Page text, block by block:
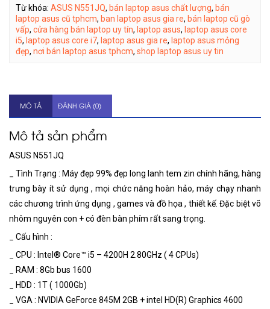
Từ khóa: ASUS N551JQ, bán laptop asus chất lượng, bán
laptop asus cũ tphcm, ban laptop asus gia re, bán laptop cũ gò
vấp, cửa hàng bán laptop uy tín, laptop asus, laptop asus core
i5, laptop asus core i7, laptop asus gia re, laptop asus mỏng
đẹp, nơi bán laptop asus tphcm, shop laptop asus uy tin
MÔ TẢ ĐÁNH GIÁ (0)
Mô tả sản phẩm
ASUS N551JQ
_ Tình Trạng : Máy đẹp 99% đẹp long lanh tem zin chính hãng, hàng
trưng bày ít sử dụng , mọi chức năng hoàn hảo, máy chạy nhanh
các chương trình ứng dụng , games và đồ họa , thiết kế. Đặc biệt võ
nhôm nguyên con + có đèn bàn phím rất sang trọng.
_ Cấu hình :
_ CPU : Intel® Core™ i5 – 4200H 2.80GHz ( 4 CPUs)
_ RAM : 8Gb bus 1600
_ HDD : 1T ( 1000Gb)
_ VGA : NVIDIA GeForce 845M 2GB + intel HD(R) Graphics 4600